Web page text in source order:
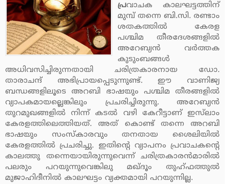
പ്രവാചക കാലഘട്ടത്തിന്
മുമ്പ് തന്നെ ബി.സി. രണ്ടാം
ശതകത്തില്‍ കേരള
പശ്ചിമ തീരദേശങ്ങളില്‍
അറേബ്യന്‍ വര്‍ത്തക
കുടുംബങ്ങള്‍
അധിവസിച്ചിരുന്നതായി ചരിത്രകാരനായ ഡോ.
താരാചന്ദ് അഭിപ്രായപ്പെടുന്നുണ്ട്. ഈ വാണിജ്യ
ബന്ധങ്ങളിലൂടെ അറബി ഭാഷയും പശ്ചിമ തീരങ്ങളില്‍
വ്യാപകമായല്ലെങ്കിലും പ്രചരിച്ചിരുന്നു. അറേബ്യന്‍
തുറമുഖങ്ങളില്‍ നിന്ന് കടല്‍ വഴി കേറീട്ടാണ് ഇസ്‌ലാം
കേരളത്തിലെത്തിയത്. അത്‌ കൊണ്ട് തന്നെ അറബി
ഭാഷയും സംസ്‌കാരവും തനതായ ശൈലിയില്‍
കേരളത്തില്‍ പ്രചരിച്ചു. ഇതിന്റെ വ്യാപനം പ്രവാചകന്റെ
കാലത്തു തന്നെയായിരുന്നുവെന്ന് ചരിത്രകാരന്‍മാരില്‍
പലരും പറയുന്നുവെങ്കിലു മഖ്ദൂം തുഹ്ഫത്തുല്‍
മുജാഹിദീനില്‍ കാലഘട്ടം വ്യക്തമായി പറയുന്നില്ല.